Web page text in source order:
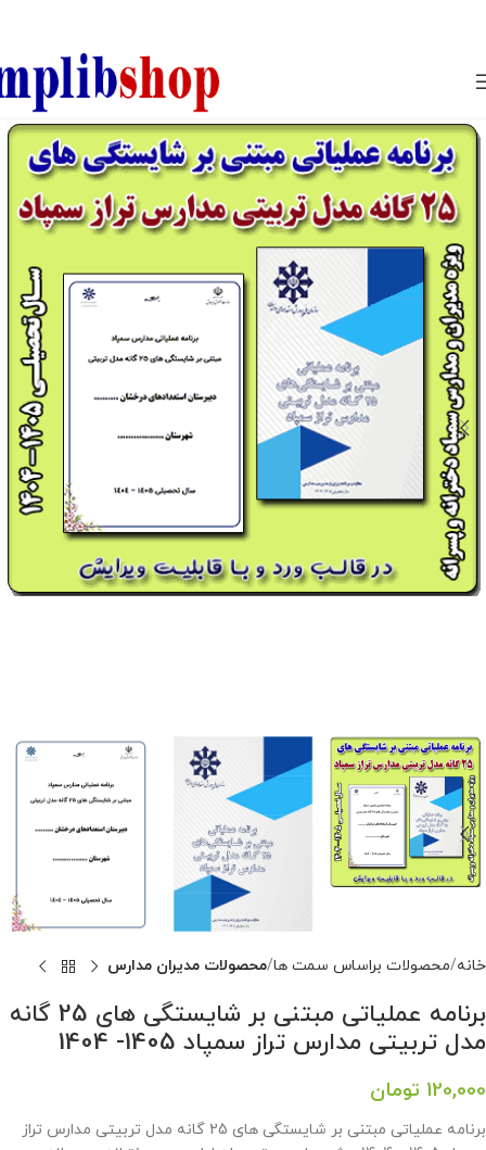
خانه محصولات براساس سمت ها محصولات مدیران مدارس
برنامه عملیاتی مبتنی بر شایستگی های 25 گانه
مدل تربیتی مدارس تراز سمپاد 1405- 1404
120,000 تومان
برنامه عملیاتی مبتنی بر شایستگی های 25 گانه مدل تربیتی مدارس تراز